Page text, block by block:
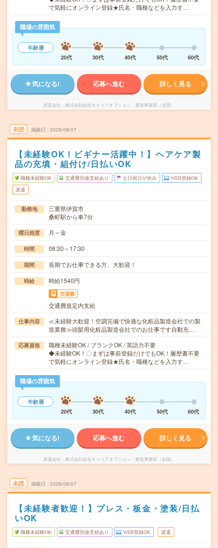
で気軽にオンライン登録★氏名・職種などを入力す…
職場の雰囲気
年齢層
20代
30代 40代 50代 60代
気になる! 応募へ進む 詳しく見る
派遣会社 株式会社綜合キャリアオプション 製造事業部（全国）
未読 掲載日 2026/08/07
【未経験OK！ビギナー活躍中！】ヘアケア製
品の充填・組付け/日払いOK
職種未経験OK 交通費別途支給あり 土日祝日が休み WEB登録OK
派遣
勤務地
三重県伊賀市
桑町駅から車7分
曜日頻度 月～金
時間 08:30～17:30
期間 長期でお仕事できる方、大歓迎！
時給 時給1540円
交通費
交通費規定内支給
仕事内容
≪未経験大歓迎！空調完備で快適な化粧品製造会社での製
造業務≫頭髪用化粧品製造会社でのお仕事です自動充…
応募資格
職種未経験OK / ブランクOK / 英語力不要
◆未経験OK！〇まずは事前登録だけでもOK！履歴書不要
で気軽にオンライン登録★氏名・職種などを入力す…
職場の雰囲気
年齢層
20代
30代 40代 50代 60代
気になる! 応募へ進む 詳しく見る
派遣会社 株式会社綜合キャリアオプション 製造事業部（全国）
未読 掲載日 2026/08/07
【未経験者歓迎！】プレス・板金・塗装/日払
いOK
職種未経験OK 交通費別途支給あり WEB登録OK 派遣